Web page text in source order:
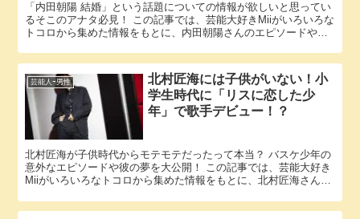
「内田朝陽 結婚」という話題についての情報が欲しいと思ってい
るそこのアナタ必見！ この記事では、芸能大好きMiiがいろいろな
トコロから集めた情報をもとに、内田朝陽さんのエピソードやパ
芸能人ｰ男性
北村匠海には子供がいない！小
学生時代に「リスに恋した少
年」で歌手デビュー！？
北村匠海が子供時代からモテモテだったって本当？ バスケ少年の
意外なエピソードや彼の夢を大公開！ この記事では、芸能大好き
Miiがいろいろなトコロから集めた情報をもとに、北村匠海さんに